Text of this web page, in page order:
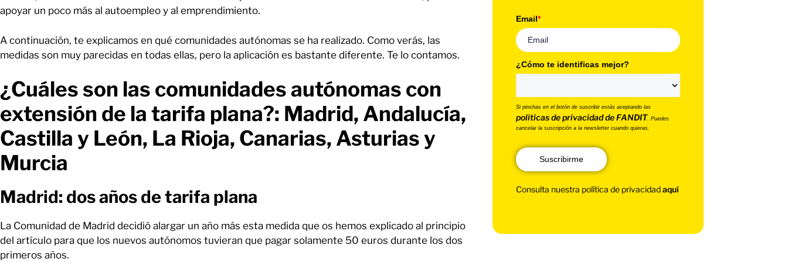
apoyar un poco más al autoempleo y al emprendimiento.
A continuación, te explicamos en qué comunidades autónomas se ha realizado. Como verás, las
medidas son muy parecidas en todas ellas, pero la aplicación es bastante diferente. Te lo contamos.
¿Cuáles son las comunidades autónomas con
extensión de la tarifa plana?: Madrid, Andalucía,
Castilla y León, La Rioja, Canarias, Asturias y
Murcia
Madrid: dos años de tarifa plana
La Comunidad de Madrid decidió alargar un año más esta medida que os hemos explicado al principio
del artículo para que los nuevos autónomos tuvieran que pagar solamente 50 euros durante los dos
primeros años.
Email*
¿Cómo te identificas mejor?
Si pinchas en el botón de suscribir estás aceptando las
políticas de privacidad de FANDIT . Puedes
cancelar la suscripción a la newsletter cuando quieras.
Suscribirme
Consulta nuestra política de privacidadaquí